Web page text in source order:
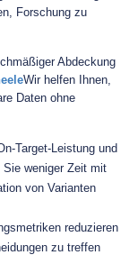
Forschung zu
Abdeckung
Wir helfen Ihnen,
Daten ohne
Target-Leistung und
weniger Zeit mit
von Varianten
reduzieren
zu treffen